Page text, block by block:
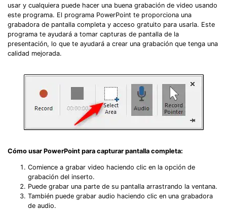
usar y cualquiera puede hacer una buena grabación de video usando
este programa. El programa PowerPoint te proporciona una
grabadora de pantalla completa y acceso gratuito para usarla. Este
programa te ayudará a tomar capturas de pantalla de la
presentación, lo que te ayudará a crear una grabación que tenga una
calidad mejorada.
Cómo usar PowerPoint para capturar pantalla completa:
Comience a grabar video haciendo clic en la opción de
grabación del inserto.
Puede grabar una parte de su pantalla arrastrando la ventana.
También puede grabar audio haciendo clic en una grabadora
de audio.